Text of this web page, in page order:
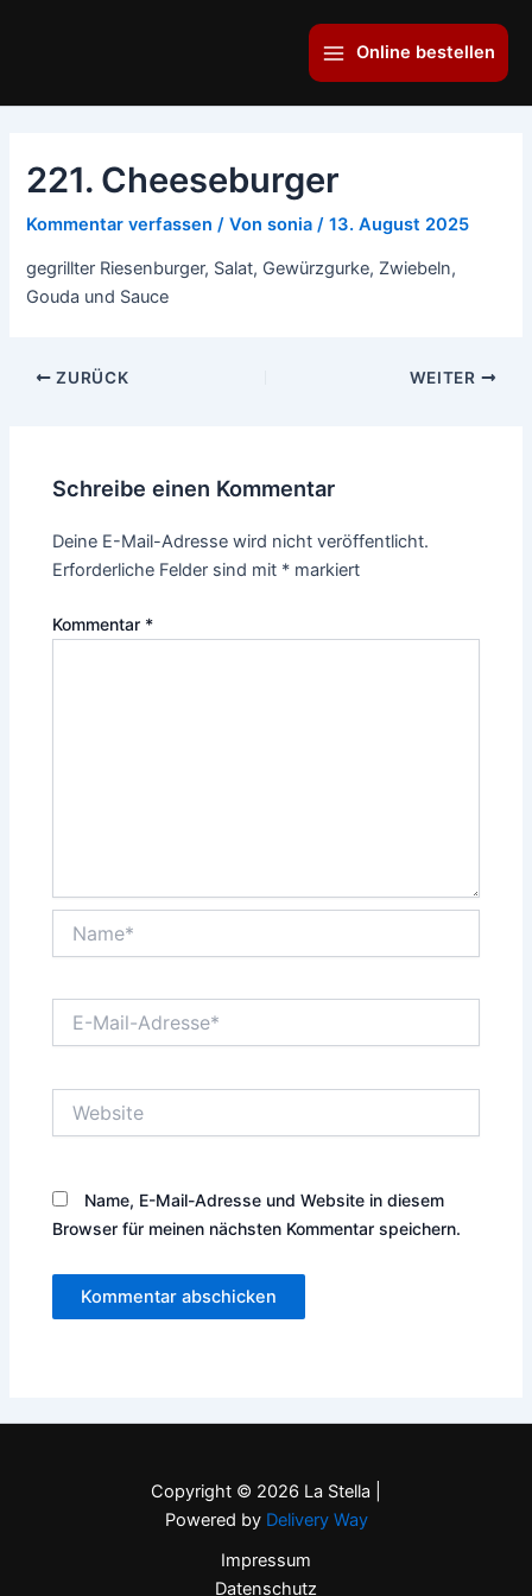
Main
Menu
Online bestellen
221. Cheeseburger
Kommentar verfassen / Vonsonia/13. August 2025
gegrillter Riesenburger, Salat, Gewürzgurke, Zwiebeln,
Gouda und Sauce
ZURÜCK WEITER
Schreibe einen Kommentar
Deine E-Mail-Adresse wird nicht veröffentlicht.
Erforderliche Felder sind mit * markiert
Kommentar *
Mail-
Name, E-Mail-Adresse und Website in diesem
Browser für meinen nächsten Kommentar speichern.
Copyright © 2026 La Stella |
Powered by Delivery Way
Impressum
Datenschutz